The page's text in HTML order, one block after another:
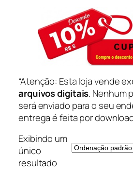
“Atenção: Esta loja vende
arquivos digitais. Nenhum
será enviado para o seu
entrega é feita por
Exibindo um
único
resultado